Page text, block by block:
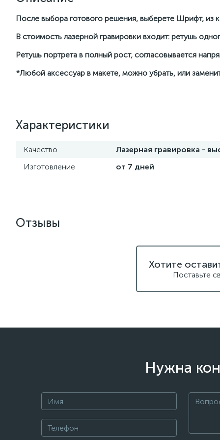
После выбора готового решения, выберете Шрифт, из
В стоимость лазерной гравировки входит: ретушь
Ретушь портрета в полный рост, согласовывается
*Любой аксессуар в макете, можно убрать, или
Характеристики
Качество
Лазерная гравировка -
Изготовление
от 7 дней
Отзывы
Хотите
Поставьте
Нужна